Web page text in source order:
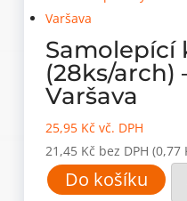
Samolepící
(28ks/arch)
Varšava
25,95 Kč vč. DPH
21,45 Kč bez DPH (0,77
Do košíku